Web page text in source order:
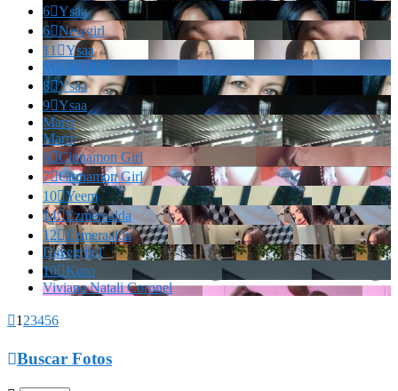
6Ysaa
6Newgirl
11 Ysaa
Marianella!!!
8Ysaa
9Ysaa
Marrr
Marrr
6Cinnamon Girl
7Cinnamon Girl
10Yeem
14Ezmeraalda
12Ezmeraalda
Davegrhol
10Kuro
Viviana Natali Coronel
1 23456
Buscar Fotos